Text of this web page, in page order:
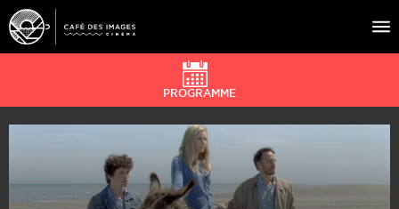
À L’AFFICHE
ÉVÉNEMENTS
CAFÉ DU CINÉ
PROGRAMME